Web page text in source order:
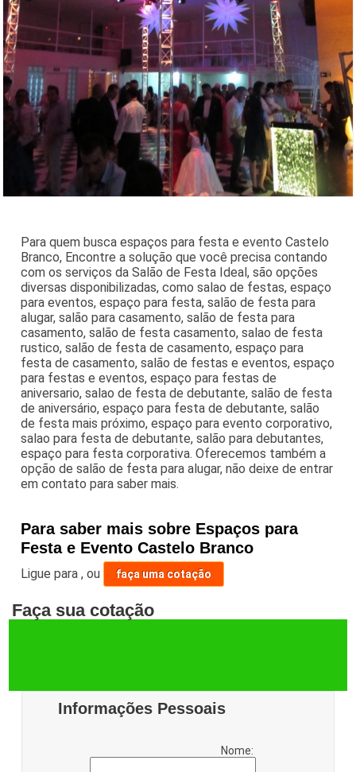
Para quem busca espaços para festa e evento Castelo
Branco, Encontre a solução que você precisa contando
com os serviços da Salão de Festa Ideal, são opções
diversas disponibilizadas, como salao de festas, espaço
para eventos, espaço para festa, salão de festa para
alugar, salão para casamento, salão de festa para
casamento, salão de festa casamento, salao de festa
rustico, salão de festa de casamento, espaço para
festa de casamento, salão de festas e eventos, espaço
para festas e eventos, espaço para festas de
aniversario, salao de festa de debutante, salão de festa
de aniversário, espaço para festa de debutante, salão
de festa mais próximo, espaço para evento corporativo,
salao para festa de debutante, salão para debutantes,
espaço para festa corporativa. Oferecemos também a
opção de salão de festa para alugar, não deixe de entrar
em contato para saber mais.
Para saber mais sobre Espaços para
Festa e Evento Castelo Branco
Ligue para,ou faça uma cotação
Faça sua cotação
Informações Pessoais
Nome: